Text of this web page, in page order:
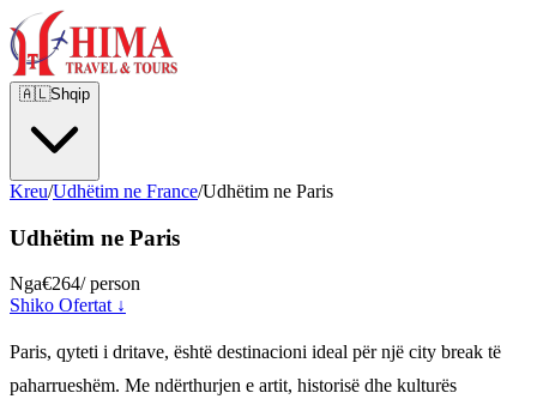
🇦🇱Shqip
Kreu/Udhëtim ne France/Udhëtim ne Paris
Udhëtim ne Paris
Nga€264/ person
Shiko Ofertat ↓
Paris, qyteti i dritave, është destinacioni ideal për një city break të
paharrueshëm. Me ndërthurjen e artit, historisë dhe kulturës